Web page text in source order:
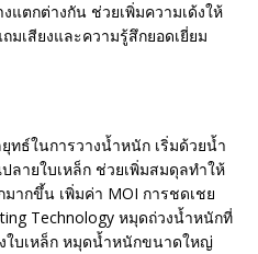
ตกต่างกัน ช่วยเพิ่มความเด้งให้
เสียงและความรู้สึกยอดเยี่ยม
ทธ์ในการวางน้ำหนัก เริ่มด้วยน้ำ
ลายใบเหล็ก ช่วยเพิ่มสมดุลทำให้
มากขึ้น เพิ่มค่า MOI การชดเชย
Technology หมุดถ่วงน้ำหนักที่
ใบเหล็ก หมุดน้ำหนักขนาดใหญ่